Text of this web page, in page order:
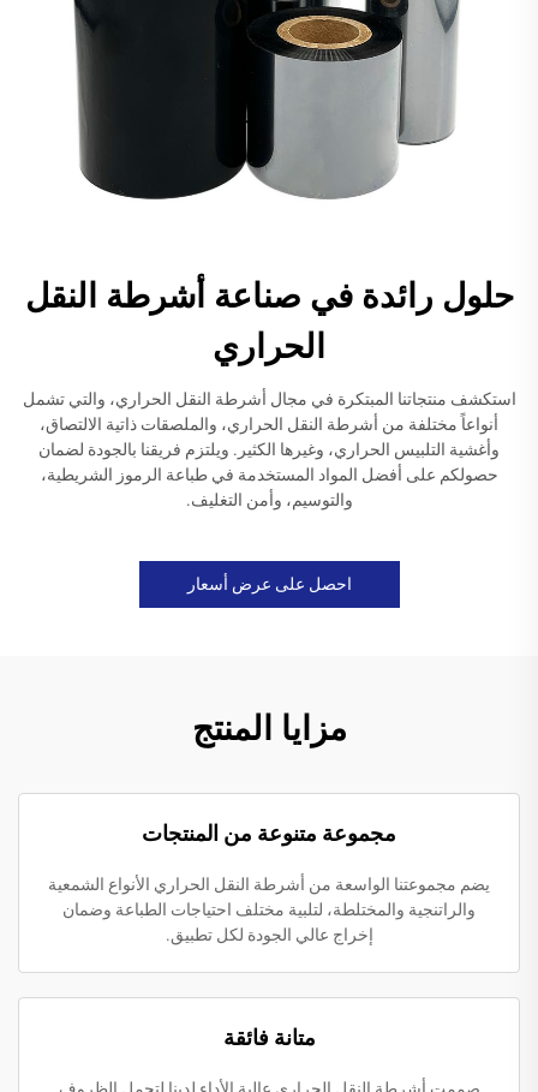
حلول رائدة في صناعة أشرطة النقل
الحراري
استكشف منتجاتنا المبتكرة في مجال أشرطة النقل الحراري، والتي تشمل
أنواعاً مختلفة من أشرطة النقل الحراري، والملصقات ذاتية الالتصاق،
وأغشية التلبيس الحراري، وغيرها الكثير. ويلتزم فريقنا بالجودة لضمان
حصولكم على أفضل المواد المستخدمة في طباعة الرموز الشريطية،
والتوسيم، وأمن التغليف.
احصل على عرض أسعار
مزايا المنتج
مجموعة متنوعة من المنتجات
يضم مجموعتنا الواسعة من أشرطة النقل الحراري الأنواع الشمعية
والراتنجية والمختلطة، لتلبية مختلف احتياجات الطباعة وضمان
إخراج عالي الجودة لكل تطبيق.
متانة فائقة